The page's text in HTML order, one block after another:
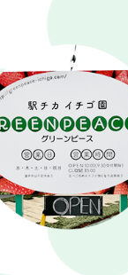
皆様の
2026.1.7
<イチゴ
今シー
す。
予約開
す。
催行2日
実り状
と思い
一先ず
意下さい
安定供
ていき
の場合
したが
続報を
年末は
年明け
来年以
限りあ
まいり
ご来園
<2025-
イチゴ